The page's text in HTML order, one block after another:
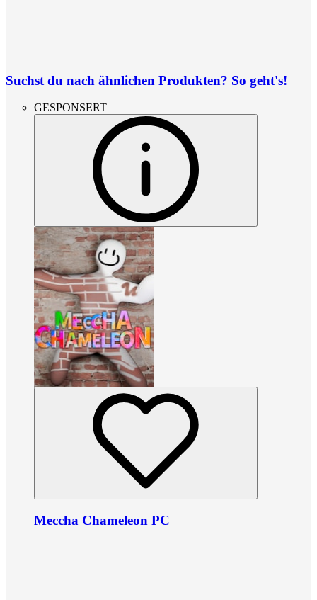
Suchst du nach ähnlichen Produkten? So geht's!
GESPONSERT
Meccha Chameleon PC